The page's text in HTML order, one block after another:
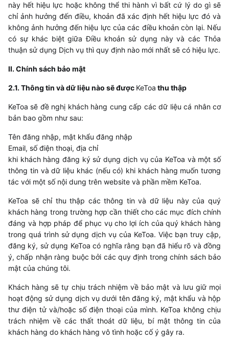
này hết hiệu lực hoặc không thể thi hành vì bất cứ lý do gì sẽ
chỉ ảnh hưởng đến điều, khoản đã xác định hết hiệu lực đó và
không ảnh hưởng đến hiệu lực của các điều khoản còn lại. Nếu
có sự khác biệt giữa Điều khoản sử dụng này và các Thỏa
thuận sử dụng Dịch vụ thì quy định nào mới nhất sẽ có hiệu lực.
II. Chính sách bảo mật
2.1. Thông tin và dữ liệu nào sẽ được KeToa thu thập
KeToa sẽ đề nghị khách hàng cung cấp các dữ liệu cá nhân cơ
bản bao gồm như sau:
Tên đăng nhập, mật khẩu đăng nhập
Email, số điện thoại, địa chỉ
khi khách hàng đăng ký sử dụng dịch vụ của KeToa và một số
thông tin và dữ liệu khác (nếu có) khi khách hàng muốn tương
tác với một số nội dung trên website và phần mềm KeToa.
KeToa sẽ chỉ thu thập các thông tin và dữ liệu này của quý
khách hàng trong trường hợp cần thiết cho các mục đích chính
đáng và hợp pháp để phục vụ cho lợi ích của quý khách hàng
trong quá trình sử dụng dịch vụ của KeToa. Việc bạn truy cập,
đăng ký, sử dụng KeToa có nghĩa rằng bạn đã hiểu rõ và đồng
ý, chấp nhận ràng buộc bởi các quy định trong chính sách bảo
mật của chúng tôi.
Khách hàng sẽ tự chịu trách nhiệm về bảo mật và lưu giữ mọi
hoạt động sử dụng dịch vụ dưới tên đăng ký, mật khẩu và hộp
thư điện tử và/hoặc số điện thoại của mình. KeToa không chịu
trách nhiệm về các thất thoát dữ liệu, bí mật thông tin của
khách hàng do khách hàng vô tình hoặc cố ý gây ra.